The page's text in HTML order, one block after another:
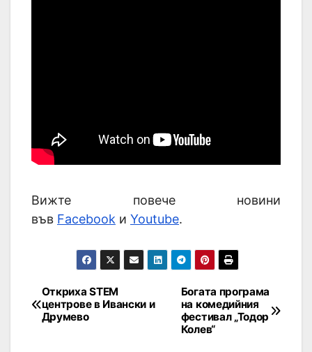
Вижте повече новини
във Facebook и Youtube.
Богата програма
на комедийния
фестивал „Тодор
Колев“
Откриха STEM
центрове в Ивански и
Друмево